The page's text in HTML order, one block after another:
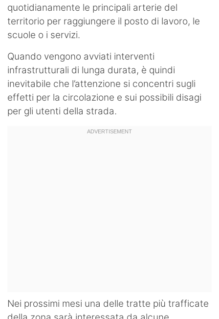
quotidianamente le principali arterie del
territorio per raggiungere il posto di lavoro, le
scuole o i servizi.
Quando vengono avviati interventi
infrastrutturali di lunga durata, è quindi
inevitabile che l’attenzione si concentri sugli
effetti per la circolazione e sui possibili disagi
per gli utenti della strada.
Nei prossimi mesi una delle tratte più trafficate